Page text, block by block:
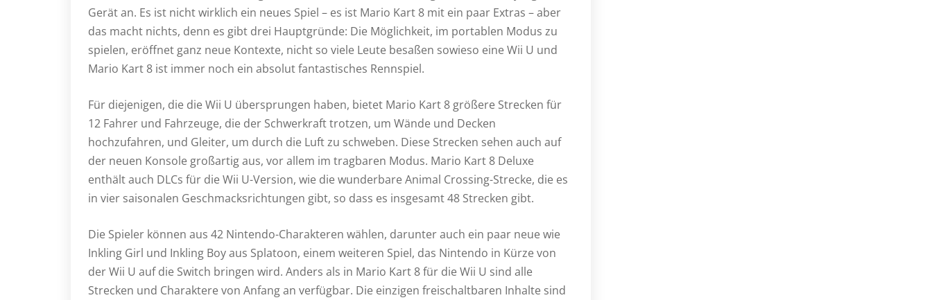
Gerät an. Es ist nicht wirklich ein neues Spiel – es ist Mario Kart 8 mit ein paar Extras – aber
das macht nichts, denn es gibt drei Hauptgründe: Die Möglichkeit, im portablen Modus zu
spielen, eröffnet ganz neue Kontexte, nicht so viele Leute besaßen sowieso eine Wii U und
Mario Kart 8 ist immer noch ein absolut fantastisches Rennspiel.
Für diejenigen, die die Wii U übersprungen haben, bietet Mario Kart 8 größere Strecken für
12 Fahrer und Fahrzeuge, die der Schwerkraft trotzen, um Wände und Decken
hochzufahren, und Gleiter, um durch die Luft zu schweben. Diese Strecken sehen auch auf
der neuen Konsole großartig aus, vor allem im tragbaren Modus. Mario Kart 8 Deluxe
enthält auch DLCs für die Wii U-Version, wie die wunderbare Animal Crossing-Strecke, die es
in vier saisonalen Geschmacksrichtungen gibt, so dass es insgesamt 48 Strecken gibt.
Die Spieler können aus 42 Nintendo-Charakteren wählen, darunter auch ein paar neue wie
Inkling Girl und Inkling Boy aus Splatoon, einem weiteren Spiel, das Nintendo in Kürze von
der Wii U auf die Switch bringen wird. Anders als in Mario Kart 8 für die Wii U sind alle
Strecken und Charaktere von Anfang an verfügbar. Die einzigen freischaltbaren Inhalte sind